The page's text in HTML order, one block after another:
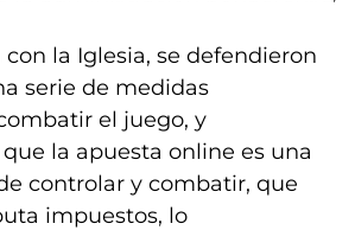
la Iglesia, se defendieron
serie de medidas
el juego, y
la apuesta online es una
controlar y combatir, que
impuestos, lo